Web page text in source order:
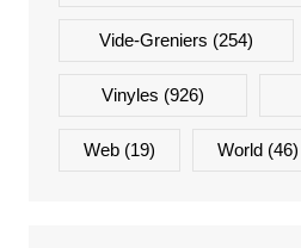
Vide-Greniers (254)
Vinyles (926)
Web(19) World (46)